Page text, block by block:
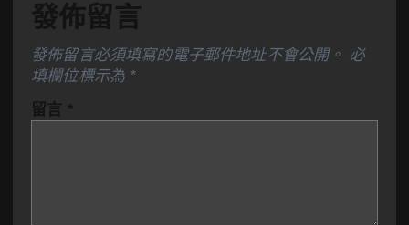
發佈留言
發佈留言必須填寫的電子郵件地址不會公開。 必
填欄位標示為 *
留言 *